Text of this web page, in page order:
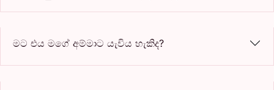
මට එය මගේ අම්මාට යැවිය හැකිද?